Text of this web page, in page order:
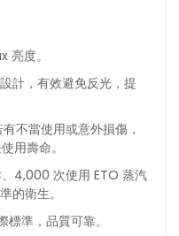
亮度。
計，有效避免反光，提
不當使用或意外損傷，
用壽命。
、4,000 次使用 ETO 蒸汽
的衛生。
標準，品質可靠。